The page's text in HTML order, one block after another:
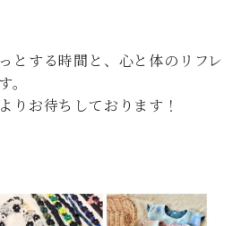
とする時間と、心と体のリフレ
りお待ちしております！